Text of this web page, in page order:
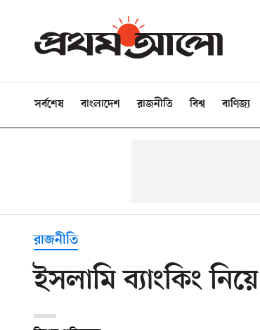
সর্বশেষ বাংলাদেশ রাজনীতি বিশ্ব বাণিজ্য
রাজনীতি
ইসলামি ব্যাংকিং